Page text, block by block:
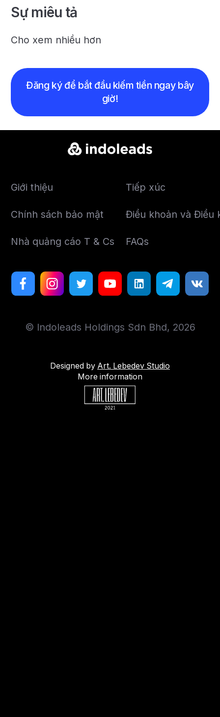
Sự miêu tả
Cho xem nhiều hơn
Đăng ký để bắt đầu kiếm tiền ngay bây
giờ!
Giới thiệu Tiếp xúc
Chính sách bảo mật Điều khoản và Điều
Nhà quảng cáo T & Cs FAQs
© Indoleads Holdings Sdn Bhd, 2026
Designed by Art. Lebedev Studio
More information